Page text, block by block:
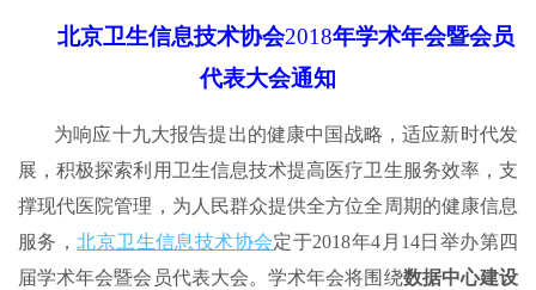
北京卫生信息技术协会2018年学术年会暨会员
代表大会通知
为响应十九大报告提出的健康中国战略，适应新时代发
展，积极探索利用卫生信息技术提高医疗卫生服务效率，支
撑现代医院管理，为人民群众提供全方位全周期的健康信息
服务，北京卫生信息技术协会定于2018年4月14日举办第四
届学术年会暨会员代表大会。学术年会将围绕数据中心建设